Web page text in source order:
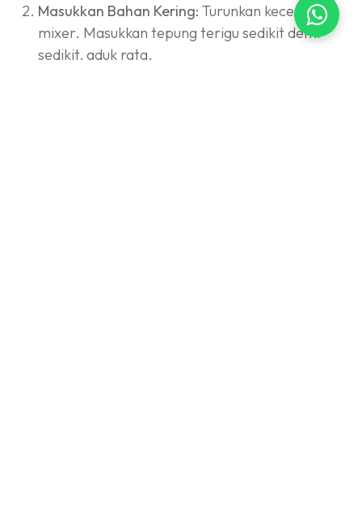
Masukkan Bahan Kering: Turunkan kecepatan
mixer. Masukkan tepung terigu sedikit demi
sedikit, aduk rata.